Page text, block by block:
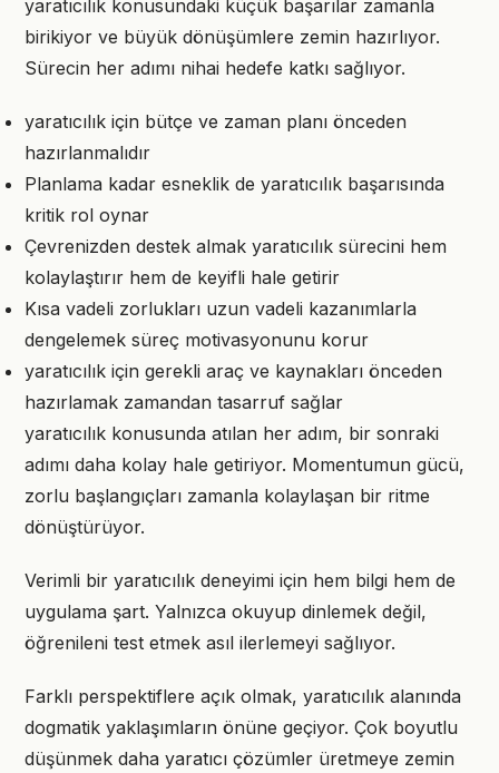
yaratıcılık konusundaki küçük başarılar zamanla
birikiyor ve büyük dönüşümlere zemin hazırlıyor.
Sürecin her adımı nihai hedefe katkı sağlıyor.
yaratıcılık için bütçe ve zaman planı önceden
hazırlanmalıdır
Planlama kadar esneklik de yaratıcılık başarısında
kritik rol oynar
Çevrenizden destek almak yaratıcılık sürecini hem
kolaylaştırır hem de keyifli hale getirir
Kısa vadeli zorlukları uzun vadeli kazanımlarla
dengelemek süreç motivasyonunu korur
yaratıcılık için gerekli araç ve kaynakları önceden
hazırlamak zamandan tasarruf sağlar
yaratıcılık konusunda atılan her adım, bir sonraki
adımı daha kolay hale getiriyor. Momentumun gücü,
zorlu başlangıçları zamanla kolaylaşan bir ritme
dönüştürüyor.
Verimli bir yaratıcılık deneyimi için hem bilgi hem de
uygulama şart. Yalnızca okuyup dinlemek değil,
öğrenileni test etmek asıl ilerlemeyi sağlıyor.
Farklı perspektiflere açık olmak, yaratıcılık alanında
dogmatik yaklaşımların önüne geçiyor. Çok boyutlu
düşünmek daha yaratıcı çözümler üretmeye zemin